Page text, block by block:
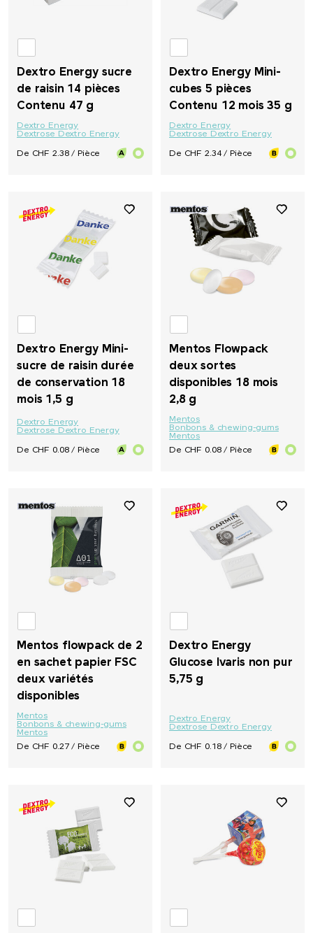
Dextro Energy sucre
de raisin 14 pièces
Contenu 47 g
Dextro Energy
Dextrose Dextro Energy
De CHF 2.38 / Pièce
Dextro Energy Mini-
cubes 5 pièces
Contenu 12 mois 35 g
Dextro Energy
Dextrose Dextro Energy
De CHF 2.34 / Pièce
Dextro Energy Mini-
sucre de raisin durée
de conservation 18
mois 1,5 g
Dextro Energy
Dextrose Dextro Energy
De CHF 0.08 / Pièce
Mentos Flowpack
deux sortes
disponibles 18 mois
2,8 g
Mentos
Bonbons & chewing-gums
Mentos
De CHF 0.08 / Pièce
Mentos flowpack de 2
en sachet papier FSC
deux variétés
disponibles
Mentos
Bonbons & chewing-gums
Mentos
De CHF 0.27 / Pièce
Dextro Energy
Glucose Ivaris non pur
5,75 g
Dextro Energy
Dextrose Dextro Energy
De CHF 0.18 / Pièce